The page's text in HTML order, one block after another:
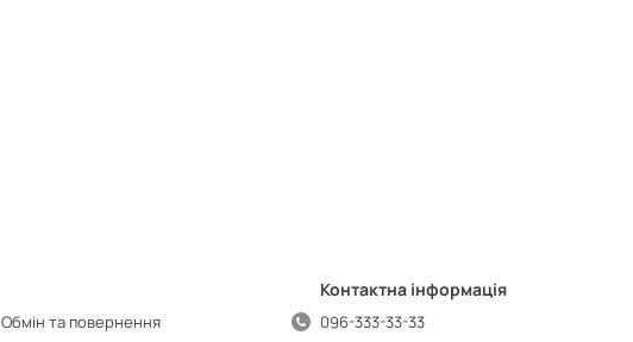
Обмін та повернення
Контактна інформація
096-333-33-33